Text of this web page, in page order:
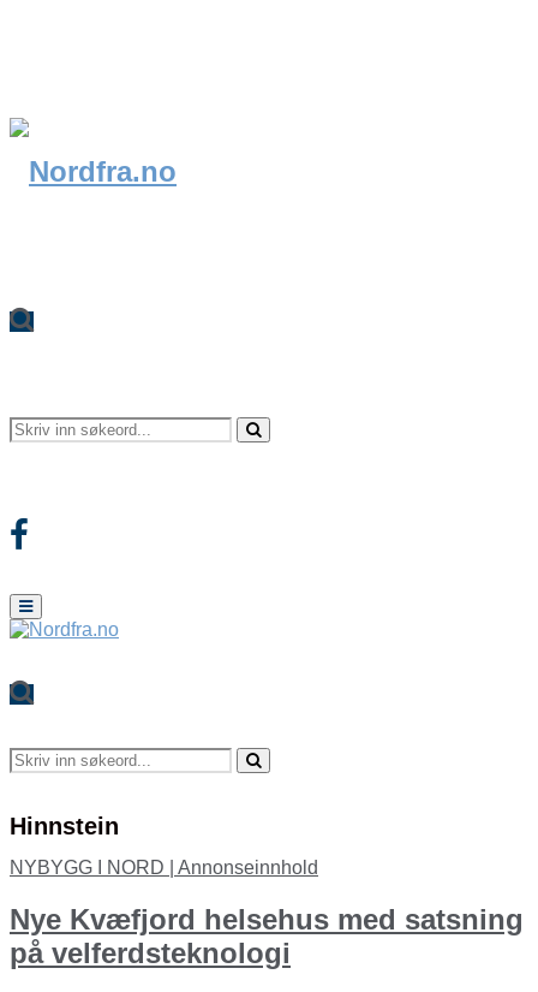
Search
for:
Search
Primary
Menu
Search
for:
Search
Hinnstein
NYBYGG I NORD | Annonseinnhold
Nye Kvæfjord helsehus med satsning
på velferdsteknologi